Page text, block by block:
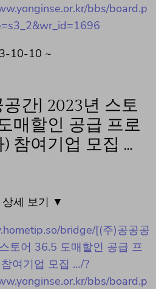
bbs/board.p
10-10 ~
공간] 2023년 스토
매할인 공급 프로
) 참여기업 모집 …
상세 보기 ▼
bridge/[(주)공공공
토어 36.5 도매할인 공급 프
여기업 모집 …/?
bbs/board.p